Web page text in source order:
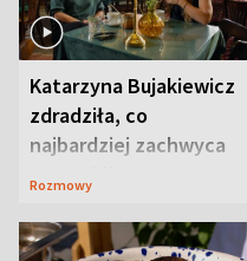
Katarzyna Bujakiewicz
zdradziła, co
najbardziej zachwyca
ją w Lublinie
Rozmowy